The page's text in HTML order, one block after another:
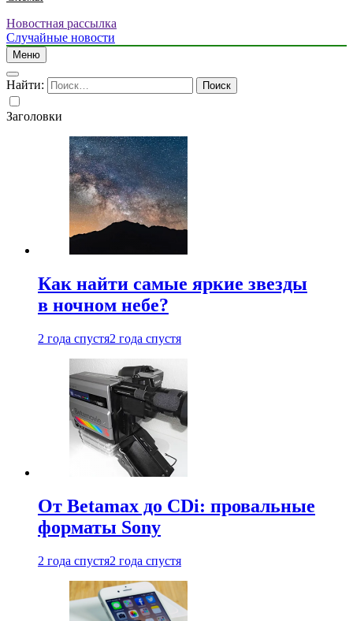
Новостная рассылка
Случайные новости
Меню
Найти:
Заголовки
Как найти самые яркие звезды
в ночном небе?
2 года спустя2 года спустя
От Betamax до CDi: провальные
форматы Sony
2 года спустя2 года спустя